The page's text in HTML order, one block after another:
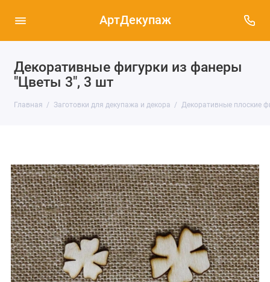
АртДекупаж
Декоративные фигурки из фанеры
"Цветы 3", 3 шт
Главная Заготовки для декупажа и декора Декоративные плоские